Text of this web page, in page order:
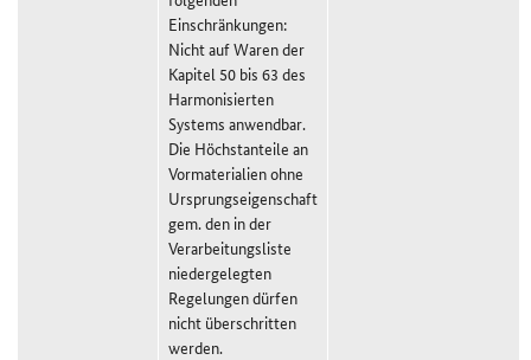
Einschränkungen:
Nicht auf Waren der
Kapitel 50 bis 63 des
Harmonisierten
Systems anwendbar.
Die Höchstanteile an
Vormaterialien ohne
Ursprungseigenschaft
gem. den in der
Verarbeitungsliste
niedergelegten
Regelungen dürfen
nicht überschritten
werden.